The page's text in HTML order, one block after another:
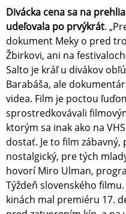
Divácka cena sa na
udeľovala po prvýkrát.
dokument Meky o pred
Žbirkovi, ani na
Salto je kráľ u divákov
Barabáša, ale
videa. Film je poctou
sprostredkovávali
ktorým sa inak ako na
dostať. Je to film
nostalgický, pre tých
hovorí Miro Ulman,
Týždeň slovenského
kinách mal premiéru 17.